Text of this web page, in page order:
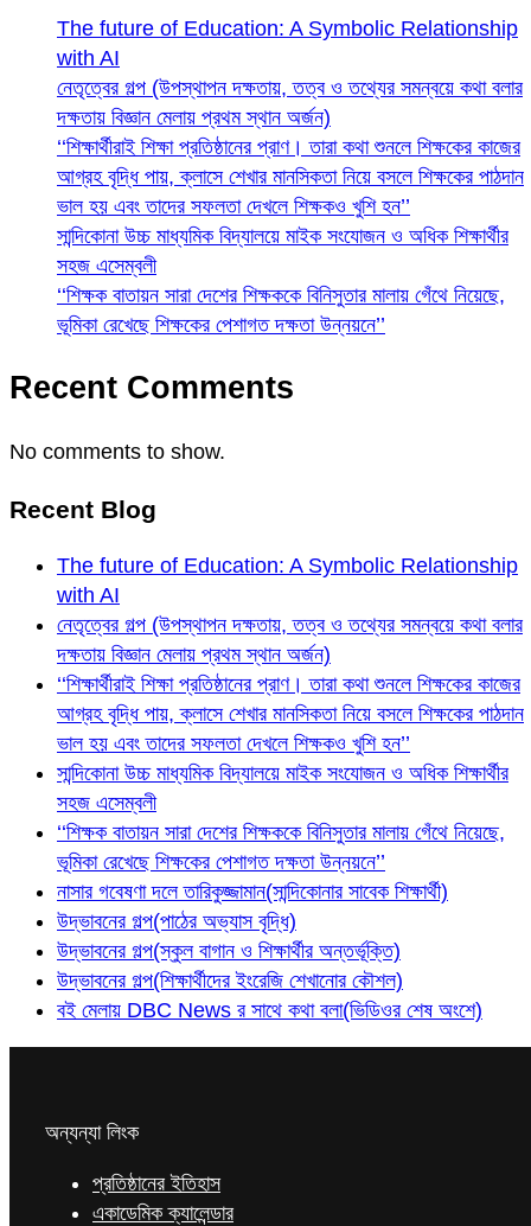
The future of Education: A Symbolic Relationship
with AI
নেতৃত্বের গল্প (উপস্থাপন দক্ষতায়, তত্ব ও তথ্যের সমন্বয়ে কথা বলার
দক্ষতায় বিজ্ঞান মেলায় প্রথম স্থান অর্জন)
‘‘শিক্ষার্থীরাই শিক্ষা প্রতিষ্ঠানের প্রাণ। তারা কথা শুনলে শিক্ষকের কাজের
আগ্রহ বৃদ্ধি পায়, ক্লাসে শেখার মানসিকতা নিয়ে বসলে শিক্ষকের পাঠদান
ভাল হয় এবং তাদের সফলতা দেখলে শিক্ষকও খুশি হন’’
সান্দিকোনা উচ্চ মাধ্যমিক বিদ্যালয়ে মাইক সংযোজন ও অধিক শিক্ষার্থীর
সহজ এসেম্বলী
‘‘শিক্ষক বাতায়ন সারা দেশের শিক্ষককে বিনিসুতার মালায় গেঁথে নিয়েছে,
ভূমিকা রেখেছে শিক্ষকের পেশাগত দক্ষতা উন্নয়নে’’
Recent Comments
No comments to show.
Recent Blog
The future of Education: A Symbolic Relationship
with AI
নেতৃত্বের গল্প (উপস্থাপন দক্ষতায়, তত্ব ও তথ্যের সমন্বয়ে কথা বলার
দক্ষতায় বিজ্ঞান মেলায় প্রথম স্থান অর্জন)
‘‘শিক্ষার্থীরাই শিক্ষা প্রতিষ্ঠানের প্রাণ। তারা কথা শুনলে শিক্ষকের কাজের
আগ্রহ বৃদ্ধি পায়, ক্লাসে শেখার মানসিকতা নিয়ে বসলে শিক্ষকের পাঠদান
ভাল হয় এবং তাদের সফলতা দেখলে শিক্ষকও খুশি হন’’
সান্দিকোনা উচ্চ মাধ্যমিক বিদ্যালয়ে মাইক সংযোজন ও অধিক শিক্ষার্থীর
সহজ এসেম্বলী
‘‘শিক্ষক বাতায়ন সারা দেশের শিক্ষককে বিনিসুতার মালায় গেঁথে নিয়েছে,
ভূমিকা রেখেছে শিক্ষকের পেশাগত দক্ষতা উন্নয়নে’’
নাসার গবেষণা দলে তারিকুজ্জামান(সান্দিকোনার সাবেক শিক্ষার্থী)
উদ্ভাবনের গল্প(পাঠের অভ্যাস বৃদ্ধি)
উদ্ভাবনের গল্প(স্কুল বাগান ও শিক্ষার্থীর অন্তর্ভূক্তি)
উদ্ভাবনের গল্প(শিক্ষার্থীদের ইংরেজি শেখানোর কৌশল)
বই মেলায় DBC News র সাথে কথা বলা(ভিডিওর শেষ অংশে)
অন্যন্যা লিংক
প্রতিষ্ঠানের ইতিহাস
একাডেমিক ক্যালেন্ডার